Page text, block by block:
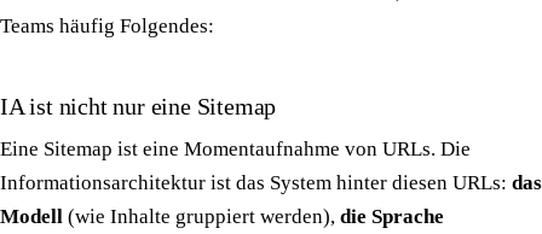
Teams häufig Folgendes:
IA ist nicht nur eine Sitemap
Eine Sitemap ist eine Momentaufnahme von URLs. Die
Informationsarchitektur ist das System hinter diesen URLs: das
Modell (wie Inhalte gruppiert werden), die Sprache